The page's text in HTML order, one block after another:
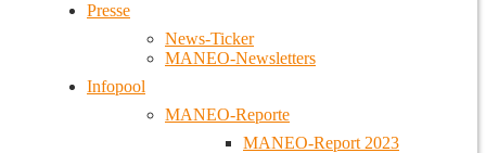
Presse
News-Ticker
MANEO-Newsletters
Infopool
MANEO-Reporte
MANEO-Report 2023